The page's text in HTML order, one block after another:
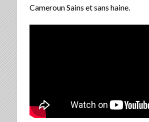
Cameroun Sains et sans haine.